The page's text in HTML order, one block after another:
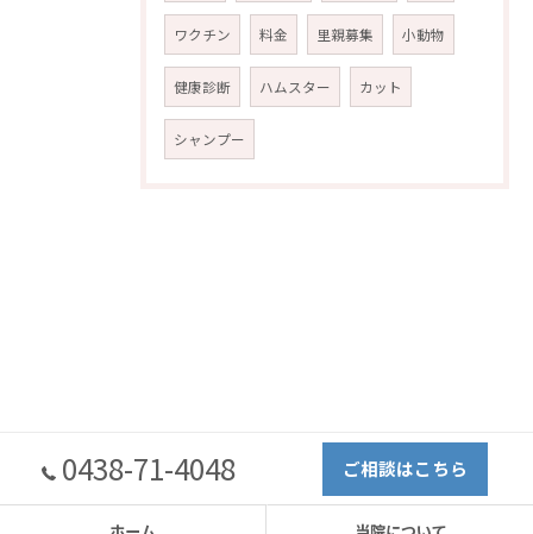
ワクチン 料金 里親募集 小動物
健康診断 ハムスター カット
シャンプー
0438-71-4048 ご相談はこちら